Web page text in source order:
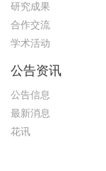
研究成果
合作交流
学术活动
公告资讯
公告信息
最新消息
花讯